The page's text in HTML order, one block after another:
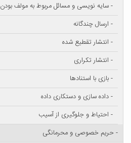
- سایه نویسی و مسائل مربوط به مولف بودن
- ارسال چندگانه
- انتشار تقطیع شده
- انتشار تکراری
- بازی با استنادها
- داده سازی و دستکاری داده
- احتیاط و جلوگیری از آسیب
- حریم خصوصی و محرمانگی